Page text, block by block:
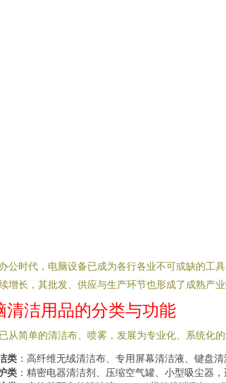
公时代，电脑设备已成为各行各业不可或缺的工
增长，其批发、供应与生产环节也形成了成熟产业
清洁用品的分类与功能
从简单的清洁布、喷雾，发展为专业化、系统化
类 ：高纤维无绒清洁布、专用屏幕清洁液、键盘
类 ：精密电器清洁剂、压缩空气罐、小型吸尘器